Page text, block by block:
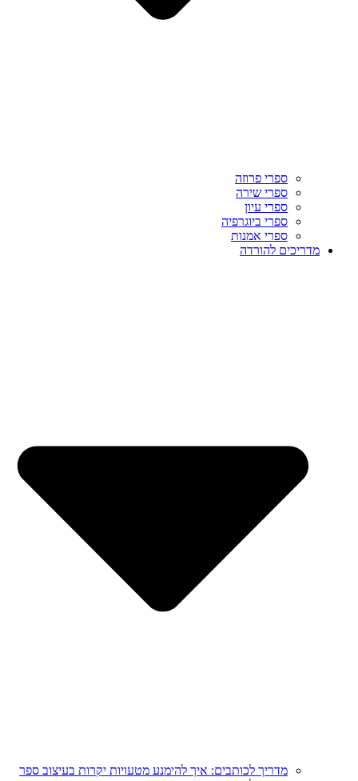
ספרי פרוזה
ספרי שירה
ספרי עיון
ספרי ביוגרפיה
ספרי אמנות
מדריכים להורדה
מדריך לכותבים: איך להימנע מטעויות יקרות בעיצוב ספר